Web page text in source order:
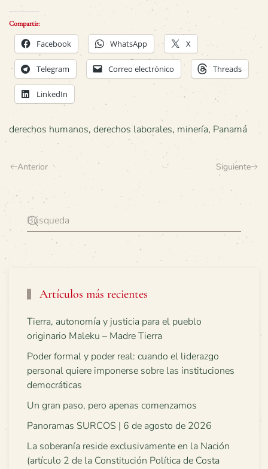
Compartir:
Facebook WhatsApp X
Telegram Correo electrónico Threads
LinkedIn
derechos humanos, derechos laborales, minería, Panamá
Anterior Siguiente
Artículos más recientes
Tierra, autonomía y justicia para el pueblo
originario Maleku – Madre Tierra
Poder formal y poder real: cuando el liderazgo
personal quiere imponerse sobre las instituciones
democráticas
Un gran paso, pero apenas comenzamos
Panoramas SURCOS | 6 de agosto de 2026
La soberanía reside exclusivamente en la Nación
(artículo 2 de la Constitución Política de Costa